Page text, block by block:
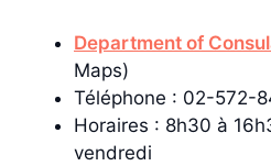
Department of
Maps)
Téléphone : 02-572-
Horaires : 8h30 à
vendredi